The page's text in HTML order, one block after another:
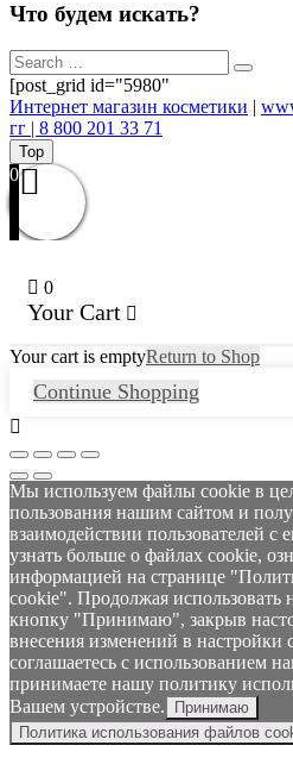
Что будем искать?
[post_grid id="5980"
Интернет магазин косметики |
гг | 8 800 201 33 71
Top
0
0
Your Cart
Your cart is emptyReturn to Shop
Continue Shopping
Мы используем файлы cookie в
пользования нашим сайтом и
взаимодействии пользователей
узнать больше о файлах cookie,
информацией на странице
cookie". Продолжая использовать
кнопку "Принимаю", закрыв
внесения изменений в настройки
соглашаетесь с использованием
принимаете нашу политику
Вашем устройстве.
Принимаю
Политика использования файлов